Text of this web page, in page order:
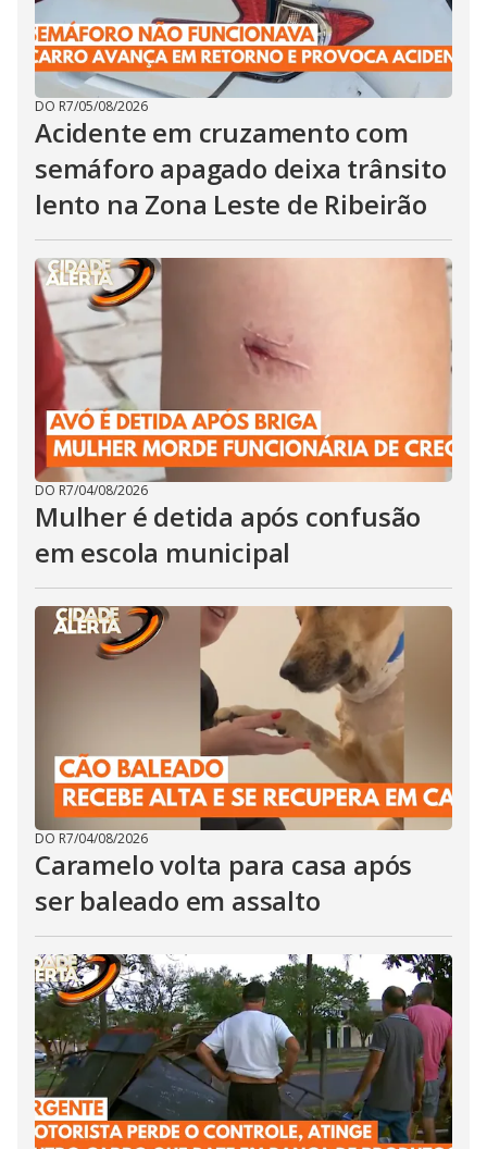
DO R7/05/08/2026
Acidente em cruzamento com
semáforo apagado deixa trânsito
lento na Zona Leste de Ribeirão
DO R7/04/08/2026
Mulher é detida após confusão
em escola municipal
DO R7/04/08/2026
Caramelo volta para casa após
ser baleado em assalto